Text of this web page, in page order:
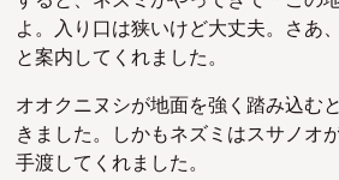
よ。入り口は狭いけど大丈夫。さあ
と案内してくれました。
オオクニヌシが地面を強く踏み込む
きました。しかもネズミはスサノオ
手渡してくれました。